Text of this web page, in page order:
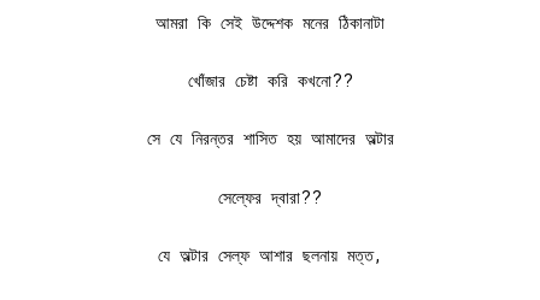
আমরা কি সেই উদ্দেশক মনের ঠিকানাটা
খোঁজার চেষ্টা করি কখনো??
সে যে নিরন্তর শাসিত হয় আমাদের অল্টার
সেল্ফের দ্বারা??
যে অল্টার সেল্ফ আশার ছলনায় মত্ত,